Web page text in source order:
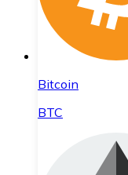
Bitcoin
BTC